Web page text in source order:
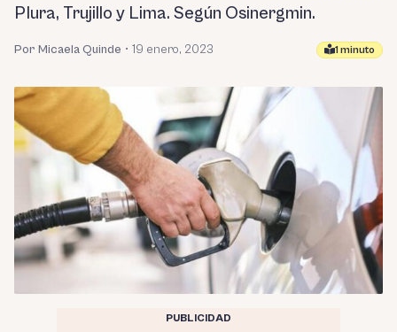
PIura, Trujillo y Lima. Según Osinergmin.
Por Micaela Quinde • 19 enero, 2023 1 minuto
PUBLICIDAD